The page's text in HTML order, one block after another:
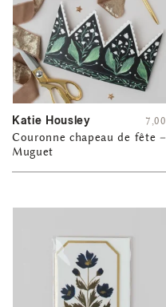
Katie Housley
Couronne chapeau de fête –
Muguet
7,00